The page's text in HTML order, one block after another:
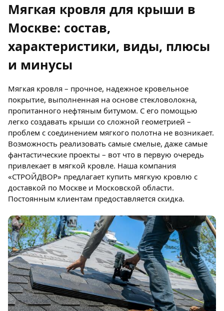
Мягкая кровля для крыши в
Москве: состав,
характеристики, виды, плюсы
и минусы
Мягкая кровля – прочное, надежное кровельное
покрытие, выполненная на основе стекловолокна,
пропитанного нефтяным битумом. С его помощью
легко создавать крыши со сложной геометрией –
проблем с соединением мягкого полотна не возникает.
Возможность реализовать самые смелые, даже самые
фантастические проекты – вот что в первую очередь
привлекает в мягкой кровле. Наша компания
«СТРОЙДВОР» предлагает купить мягкую кровлю с
доставкой по Москве и Московской области.
Постоянным клиентам предоставляется скидка.